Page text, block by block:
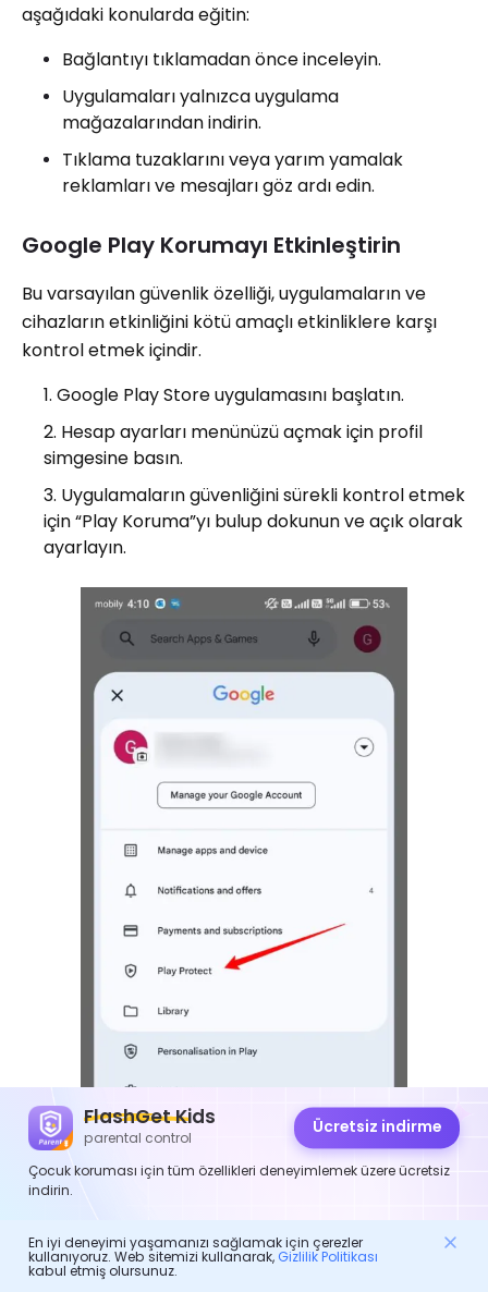
aşağıdaki konularda eğitin:
Bağlantıyı tıklamadan önce inceleyin.
Uygulamaları yalnızca uygulama
mağazalarından indirin.
Tıklama tuzaklarını veya yarım yamalak
reklamları ve mesajları göz ardı edin.
Google Play Korumayı Etkinleştirin
Bu varsayılan güvenlik özelliği, uygulamaların ve
cihazların etkinliğini kötü amaçlı etkinliklere karşı
kontrol etmek içindir.
Google Play Store uygulamasını başlatın.
Hesap ayarları menünüzü açmak için profil
simgesine basın.
Uygulamaların güvenliğini sürekli kontrol etmek
için “Play Koruma”yı bulup dokunun ve açık olarak
ayarlayın.
FlashGet Kids
parental control
Ücretsiz indirme
Çocuk koruması için tüm özellikleri deneyimlemek üzere ücretsiz
indirin.
En iyi deneyimi yaşamanızı sağlamak için çerezler
kullanıyoruz. Web sitemizi kullanarak, Gizlilik Politikası
kabul etmiş olursunuz.